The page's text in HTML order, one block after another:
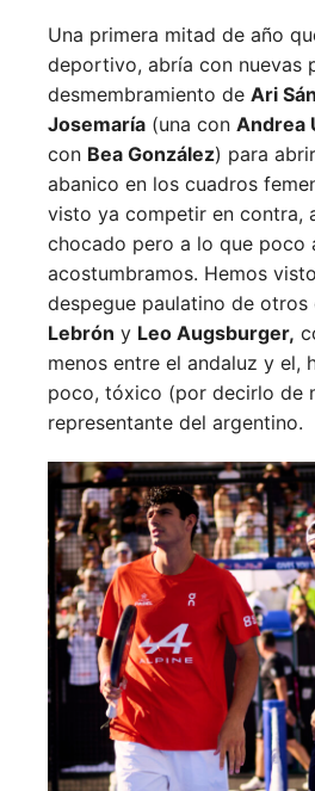
Una primera mitad de año
deportivo, abría con nuevas
desmembramiento de Ari
Josemaría (una con Andrea
con Bea González) para
abanico en los cuadros
visto ya competir en contra,
chocado pero a lo que poco
acostumbramos. Hemos
despegue paulatino de otros
Lebrón y Leo Augsburger,
menos entre el andaluz y el,
poco, tóxico (por decirlo de
representante del argentino.